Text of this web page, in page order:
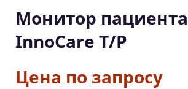
Монитор пациента
InnoCare T/P
Цена по запросу